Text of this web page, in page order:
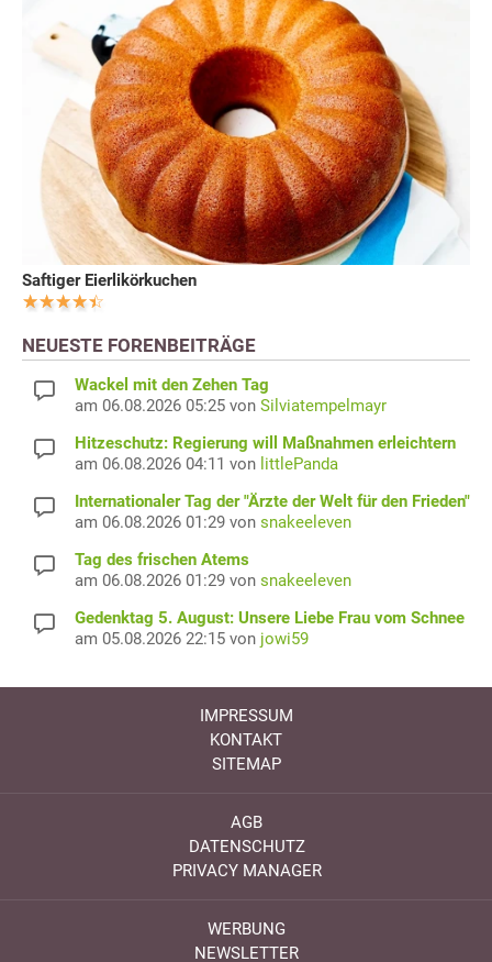
Saftiger Eierlikörkuchen
NEUESTE FORENBEITRÄGE
Wackel mit den Zehen Tag
am 06.08.2026 05:25 von Silviatempelmayr
Hitzeschutz: Regierung will Maßnahmen erleichtern
am 06.08.2026 04:11 von littlePanda
Internationaler Tag der "Ärzte der Welt für den Frieden"
am 06.08.2026 01:29 von snakeeleven
Tag des frischen Atems
am 06.08.2026 01:29 von snakeeleven
Gedenktag 5. August: Unsere Liebe Frau vom Schnee
am 05.08.2026 22:15 von jowi59
IMPRESSUM
KONTAKT
SITEMAP
AGB
DATENSCHUTZ
PRIVACY MANAGER
WERBUNG
NEWSLETTER